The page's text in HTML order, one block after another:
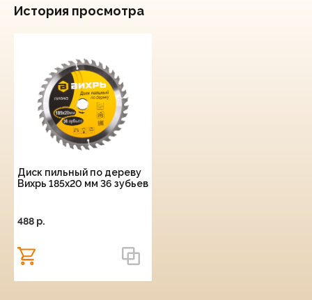
История просмотра
Диск пильный по дереву
Вихрь 185х20 мм 36 зубьев
488 p.